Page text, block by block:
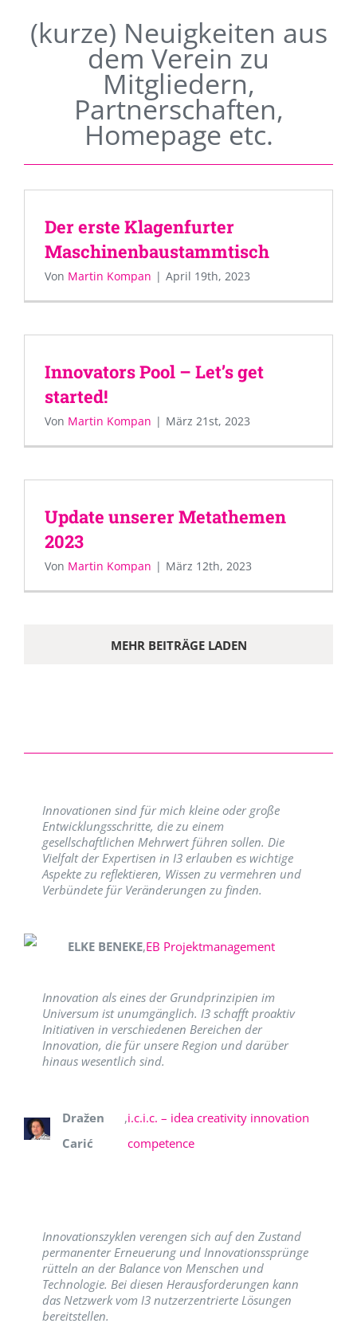
(kurze) Neuigkeiten aus
dem Verein zu
Mitgliedern,
Partnerschaften,
Homepage etc.
Der erste Klagenfurter
Maschinenbaustammtisch
Von Martin Kompan | April 19th, 2023
Innovators Pool – Let’s get
started!
Von Martin Kompan | März 21st, 2023
Update unserer Metathemen
2023
Von Martin Kompan | März 12th, 2023
MEHR BEITRÄGE LADEN
Innovationen sind für mich kleine oder große
Entwicklungsschritte, die zu einem
gesellschaftlichen Mehrwert führen sollen. Die
Vielfalt der Expertisen in I3 erlauben es wichtige
Aspekte zu reflektieren, Wissen zu vermehren und
Verbündete für Veränderungen zu finden.
ELKE BENEKE,EB Projektmanagement
Innovation als eines der Grundprinzipien im
Universum ist unumgänglich. I3 schafft proaktiv
Initiativen in verschiedenen Bereichen der
Innovation, die für unsere Region und darüber
hinaus wesentlich sind.
Dražen
Carić
,i.c.i.c. – idea creativity innovation
competence
Innovationszyklen verengen sich auf den Zustand
permanenter Erneuerung und Innovationssprünge
rütteln an der Balance von Menschen und
Technologie. Bei diesen Herausforderungen kann
das Netzwerk vom I3 nutzerzentrierte Lösungen
bereitstellen.